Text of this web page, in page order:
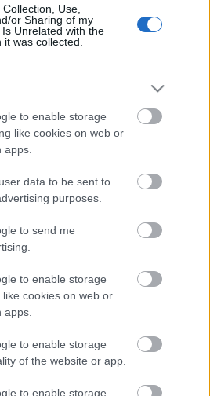
Use,
or Sharing of my
Unrelated with the
was collected.
to enable storage
like cookies on web or
data to be sent to
purposes.
to send me
to enable storage
cookies on web or
to enable storage
of the website or app.
to enable storage
Wagner
zeneszerző?
vér